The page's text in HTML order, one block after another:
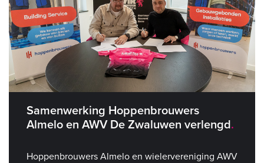
Samenwerking Hoppenbrouwers
Almelo en AWV De Zwaluwen verlengd
Hoppenbrouwers Almelo en wielervereniging AWV